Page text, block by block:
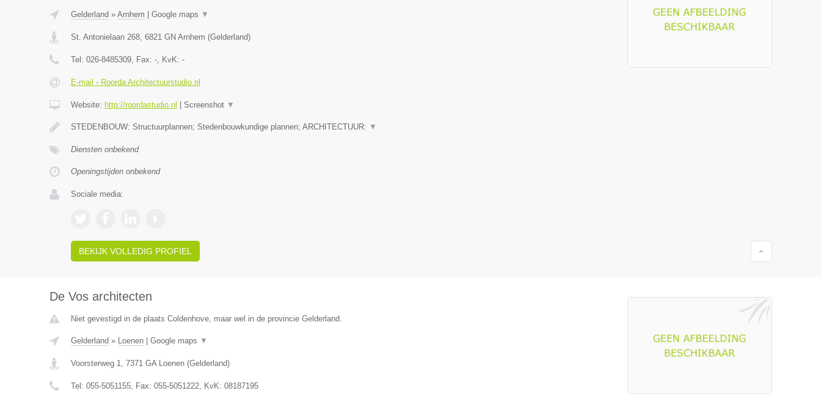
Gelderland » Arnhem Google maps ▼
St. Antonielaan 268, 6821 GN Arnhem (Gelderland)
Tel: 026-8485309, Fax: -, KvK: -
E-mail › Roorda Architectuurstudio.nl
Website: http://roordastudio.nl Screenshot ▼
STEDENBOUW: Structuurplannen; Stedenbouwkundige plannen; ARCHITECTUUR: ▼
Diensten onbekend
Openingstijden onbekend
Sociale media:
BEKIJK VOLLEDIG PROFIEL
De Vos architecten
Niet gevestigd in de plaats Coldenhove, maar wel in de provincie Gelderland.
Gelderland » Loenen| Google maps ▼
Voorsterweg 1, 7371 GA Loenen(Gelderland)
Tel: 055-5051155, Fax: 055-5051222, KvK: 08187195